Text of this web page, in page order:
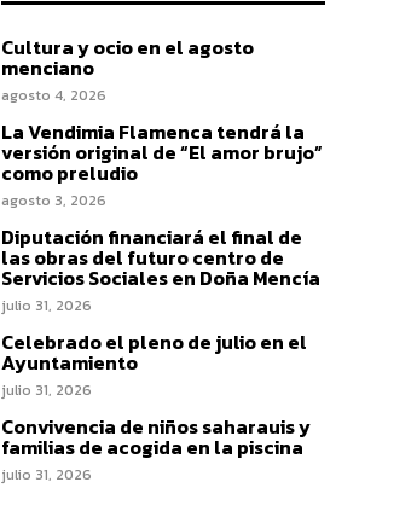
Cultura y ocio en el agosto
menciano
agosto 4, 2026
La Vendimia Flamenca tendrá la
versión original de “El amor brujo”
como preludio
agosto 3, 2026
Diputación financiará el final de
las obras del futuro centro de
Servicios Sociales en Doña Mencía
julio 31, 2026
Celebrado el pleno de julio en el
Ayuntamiento
julio 31, 2026
Convivencia de niños saharauis y
familias de acogida en la piscina
julio 31, 2026